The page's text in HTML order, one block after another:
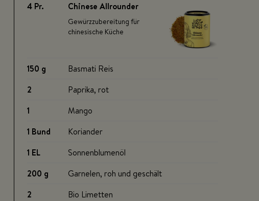
4 Pr. Chinese Allrounder
Gewürzzubereitung für
chinesische Küche
150 g
Basmati Reis
2
Paprika, rot
1
Mango
1 Bund
Koriander
1 EL
Sonnenblumenöl
200 g
Garnelen, roh und geschält
2
Bio Limetten